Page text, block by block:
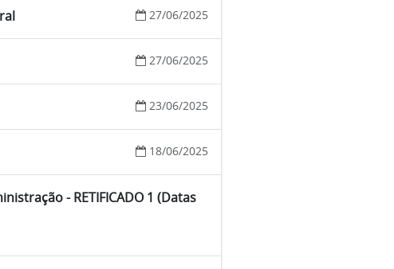
27/06/2025
27/06/2025
23/06/2025
18/06/2025
- RETIFICADO 1 (Datas